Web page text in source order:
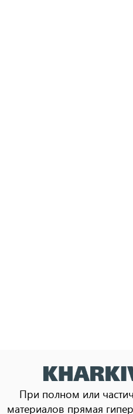
При полном или
материалов прямая